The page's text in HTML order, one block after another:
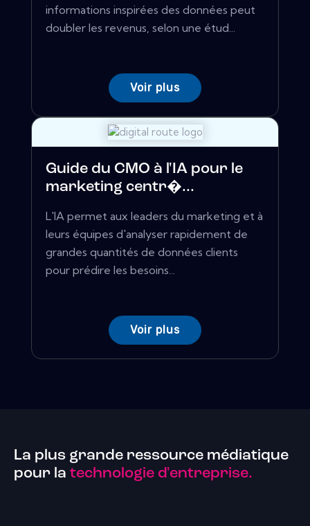
informations inspirées des données peut
doubler les revenus, selon une étud...
Voir plus
Guide du CMO à l'IA pour le
marketing centr�...
L'IA permet aux leaders du marketing et à
leurs équipes d'analyser rapidement de
grandes quantités de données clients
pour prédire les besoins...
Voir plus
La plus grande ressource médiatique
pour la technologie d'entreprise.